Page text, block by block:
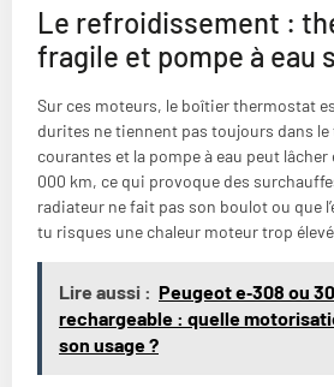
Le refroidissement :
fragile et pompe à eau
Sur ces moteurs, le boîtier thermostat
durites ne tiennent pas toujours dans
courantes et la pompe à eau peut lâcher
000 km, ce qui provoque des
radiateur ne fait pas son boulot ou que
tu risques une chaleur moteur trop
Lire aussi : Peugeot e‑308 ou
rechargeable : quelle
son usage ?